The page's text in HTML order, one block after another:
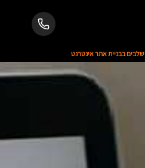
שלבים בבניית אתר אינטרנט